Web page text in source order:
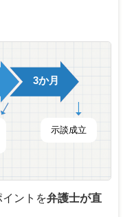
3か月
示談成立
ントを弁護士が直